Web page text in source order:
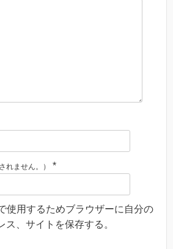
れません。） *
使用するためブラウザーに自分の
ス、サイトを保存する。